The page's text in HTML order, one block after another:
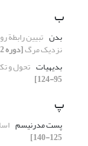
ب
بدن تبیین رابطة
نزدیک مرگ[دوره 22، شماره 85، 1392، صفحه 129-147]
بدیهیات تحول و
95-124]
پ
پست ‌مدرنیسم
125-140]